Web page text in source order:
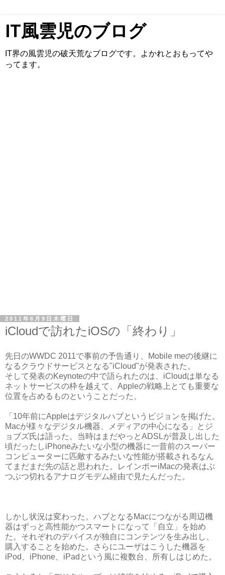
IT風雲児のブログ
IT界の風雲児の破天荒なブログです。よかれとおもってや
ってます。
2011年6月9日木曜日
iCloudで訪れたiOSの「終わり」
先日のWWDC 2011で事前の予告通り、Mobile meの後継に
なるクラウドサービスとなる"iCloud"が発表された。
そして発表のKeynoteの中で語られたのは、iCloudは単なる
ネットサービスの枠を越えて、Appleの戦略上とても重要な
位置を占めるものということだった。
「10年前にAppleはデジタルハブというビジョンを掲げた。
Macが様々なデジタル機器、メディアの中心になる」とジ
ョブズ氏は語った。当時はまだやっとADSLが普及し出した
頃だったしiPhoneみたいな小型の機器に一昔前のスーパー
コンピューターに匹敵するみたいな性能が搭載されるなん
てまだまだ先の話と思われた。レインポーiMacの発表はぶ
つぶつ切れるアナログモデム経由で見たんだった。
しかし状況は変わった。ハブとなるMacにつながる周辺機
器はずっと高性能かつスマートになって「自立」を始め
た。それぞれのデバイスが独自にコンテンツを生み出し、
購入することを始めた。さらにユーザはこうした機器を
iPod、iPhone、iPadという風に複数台、所有しはじめた。